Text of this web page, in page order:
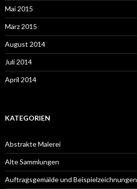
Mai 2015
März 2015
August 2014
Juli 2014
April 2014
KATEGORIEN
Abstrakte Malerei
Alte Sammlungen
Auftragsgemälde und Beispielzeichnungen